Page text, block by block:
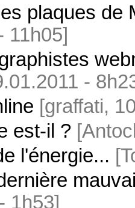
plaques de
11h05]
-
[graffati,
est-il ?
l'énergie...
1h53]